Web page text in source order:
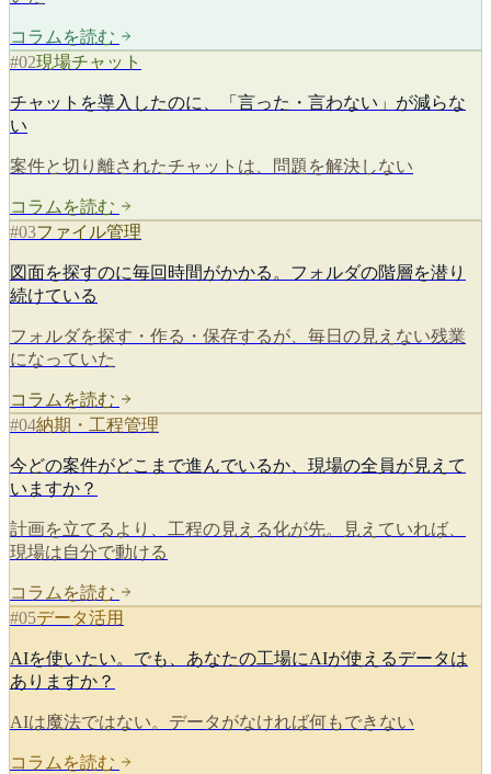
コラムを読む
#02現場チャット
チャットを導入したのに、「言った・言わない」が減らな
い
案件と切り離されたチャットは、問題を解決しない
コラムを読む
#03ファイル管理
図面を探すのに毎回時間がかかる。フォルダの階層を潜り
続けている
フォルダを探す・作る・保存するが、毎日の見えない残業
になっていた
コラムを読む
#04納期・工程管理
今どの案件がどこまで進んでいるか、現場の全員が見えて
いますか？
計画を立てるより、工程の見える化が先。見えていれば、
現場は自分で動ける
コラムを読む
#05データ活用
AIを使いたい。でも、あなたの工場にAIが使えるデータは
ありますか？
AIは魔法ではない。データがなければ何もできない
コラムを読む